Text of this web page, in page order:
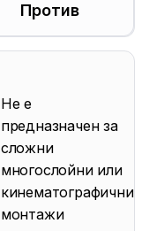
Против
Не е
предназначен за
сложни
многослойни или
кинематографични
монтажи